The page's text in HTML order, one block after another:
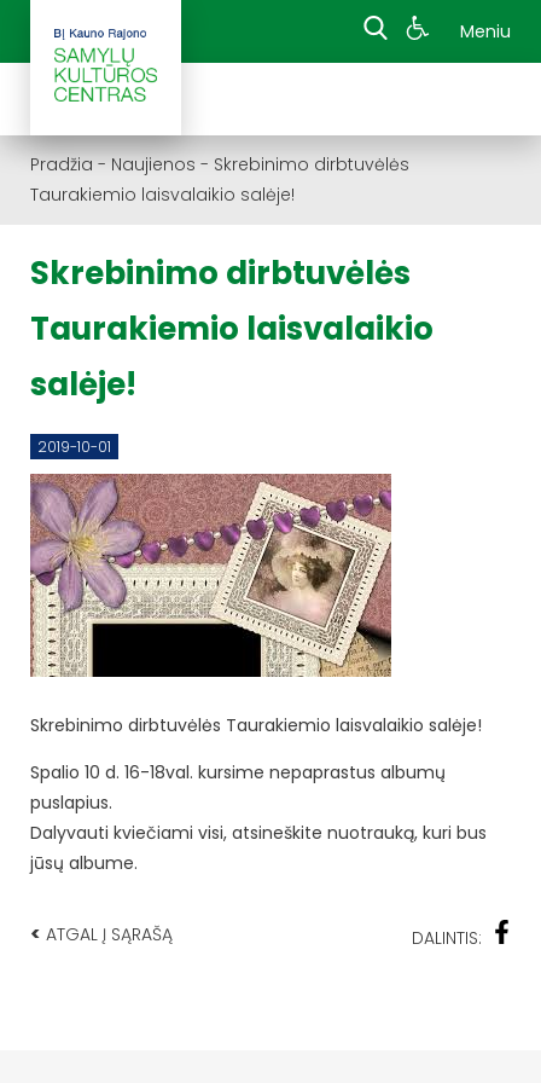
Meniu
Pradžia - Naujienos - Skrebinimo dirbtuvėlės
Taurakiemio laisvalaikio salėje!
Skrebinimo dirbtuvėlės
Taurakiemio laisvalaikio
salėje!
2019-10-01
Skrebinimo dirbtuvėlės Taurakiemio laisvalaikio salėje!
Spalio 10 d. 16-18val. kursime nepaprastus albumų
puslapius.
Dalyvauti kviečiami visi, atsineškite nuotrauką, kuri bus
jūsų albume.
< ATGAL Į SĄRAŠĄ DALINTIS: